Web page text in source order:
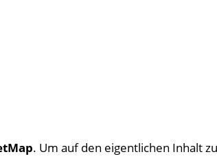
. Um auf den eigentlichen Inhalt